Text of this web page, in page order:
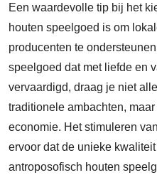
Een waardevolle tip bij het
houten speelgoed is om
producenten te
speelgoed dat met liefde en
vervaardigd, draag je niet
traditionele ambachten,
economie. Het stimuleren
ervoor dat de unieke
antroposofisch houten